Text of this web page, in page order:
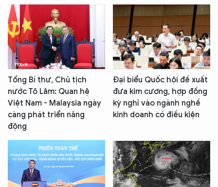
Tổng Bí thư, Chủ tịch
nước Tô Lâm: Quan hệ
Việt Nam - Malaysia ngày
càng phát triển năng
động
Đại biểu Quốc hội đề xuất
đưa kim cương, hợp đồng
kỳ nghỉ vào ngành nghề
kinh doanh có điều kiện